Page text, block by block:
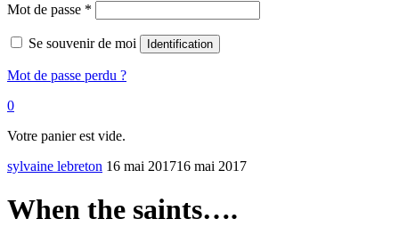
Mot de passe *
Se souvenir de moi Identification
Mot de passe perdu ?
0
Votre panier est vide.
sylvaine lebreton 16 mai 201716 mai 2017
When the saints….